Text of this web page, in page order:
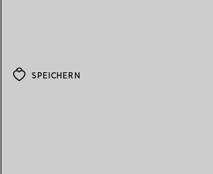
SPEICHERN